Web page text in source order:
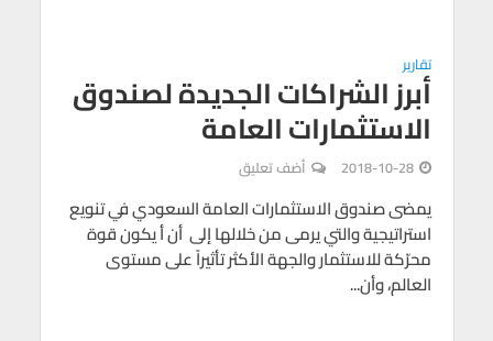
تقارير
أبرز الشراكات الجديدة لصندوق
الاستثمارات العامة
2018-10-28 أضف تعليق
يمضى صندوق الاستثمارات العامة السعودي في تنويع
استراتيجية والتي يرمى من خلالها إلى أن أ يكون قوة
محرّكة للاستثمار والجهة الأكثر تأثيراً على مستوى
العالم، وأن...